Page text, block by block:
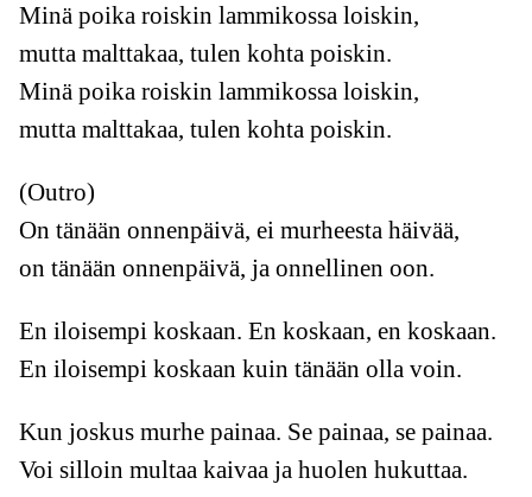
Minä poika roiskin lammikossa loiskin,
mutta malttakaa, tulen kohta poiskin.
Minä poika roiskin lammikossa loiskin,
mutta malttakaa, tulen kohta poiskin.
(Outro)
On tänään onnenpäivä, ei murheesta häivää,
on tänään onnenpäivä, ja onnellinen oon.
En iloisempi koskaan. En koskaan, en koskaan.
En iloisempi koskaan kuin tänään olla voin.
Kun joskus murhe painaa. Se painaa, se painaa.
Voi silloin multaa kaivaa ja huolen hukuttaa.